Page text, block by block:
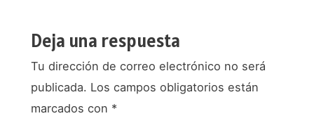
Deja una respuesta
Tu dirección de correo electrónico no será
publicada. Los campos obligatorios están
marcados con *